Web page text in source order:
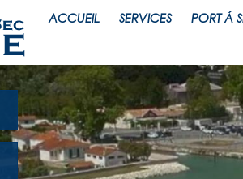
ACCUEIL SERVICES PORT Á